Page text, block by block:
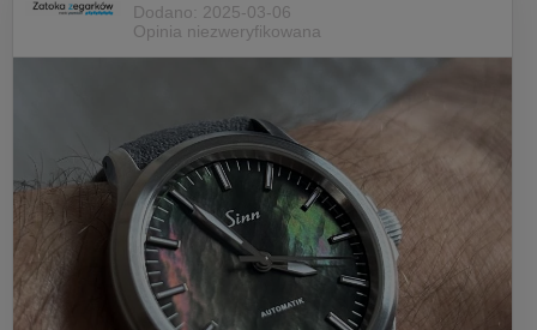
Dodano: 2025-03-06
Opinia niezweryfikowana